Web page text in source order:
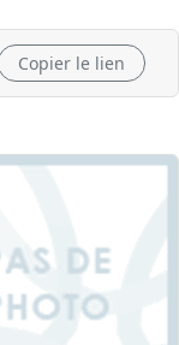
Copier le lien